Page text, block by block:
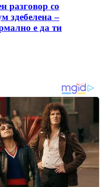
разговор со
здебелена –
е да ти